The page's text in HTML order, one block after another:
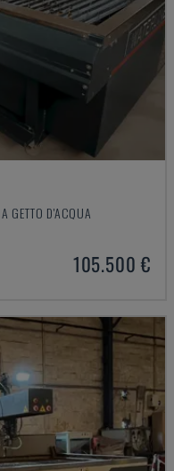
GETTO D'ACQUA
105.500 €